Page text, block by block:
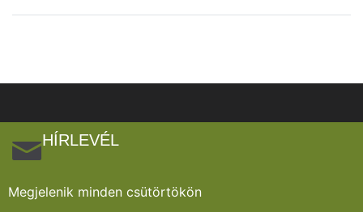
HÍRLEVÉL
Megjelenik minden csütörtökön